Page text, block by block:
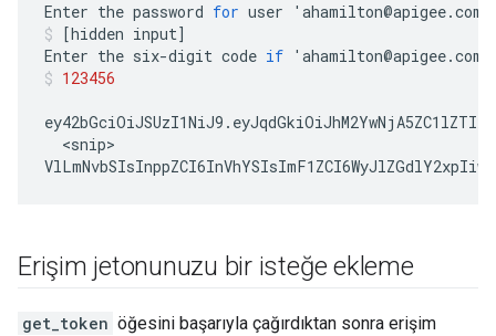
Enter the password for user ' ahamilton@apigee.com
[hidden input]
Enter the six-digit code if ' ahamilton@apigee.com
123456
ey42bGciOiJSUzI1NiJ9 .
<snip
Erişim jetonunuzu bir isteğe ekleme
get_token öğesini başarıyla çağırdıktan sonra erişim